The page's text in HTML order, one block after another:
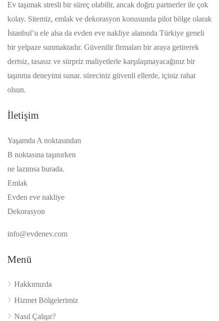
Ev taşımak stresli bir süreç olabilir, ancak doğru partnerler ile çok
kolay. Sitemiz, emlak ve dekorasyon konusunda pilot bölge olarak
İstanbul’u ele alsa da evden eve nakliye alanında Türkiye geneli
bir yelpaze sunmaktadır. Güvenilir firmaları bir araya getirerek
dertsiz, tasasız ve sürpriz maliyetlerle karşılaşmayacağınız bir
taşınma deneyimi sunar. süreciniz güvenli ellerde, içiniz rahat
olsun.
İletişim
Yaşamda A noktasından
B noktasına taşınırken
ne lazımsa burada.
Emlak
Evden eve nakliye
Dekorasyon
info@evdenev.com
Menü
Hakkımızda
Hizmet Bölgelerimiz
Nasıl Çalışır?